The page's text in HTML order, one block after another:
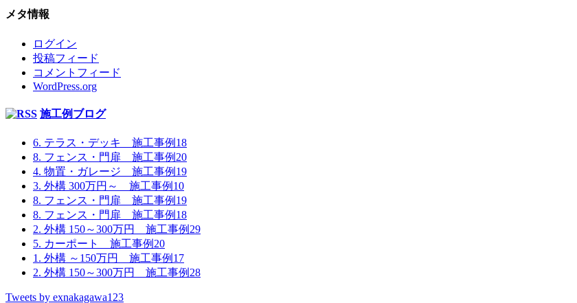
メタ情報
ログイン
投稿フィード
コメントフィード
WordPress.org
施工例ブログ
6. テラス・デッキ 施工事例18
8. フェンス・門扉 施工事例20
4. 物置・ガレージ 施工事例19
3. 外構 300万円～ 施工事例10
8. フェンス・門扉 施工事例19
8. フェンス・門扉 施工事例18
2. 外構 150～300万円 施工事例29
5. カーポート 施工事例20
1. 外構 ～150万円 施工事例17
2. 外構 150～300万円 施工事例28
Tweets by exnakagawa123